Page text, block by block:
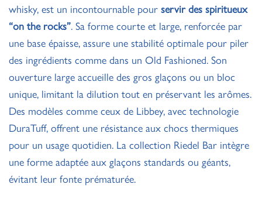
whisky, est un incontournable pour servir des spiritueux
“on the rocks”. Sa forme courte et large, renforcée par
une base épaisse, assure une stabilité optimale pour piler
des ingrédients comme dans un Old Fashioned. Son
ouverture large accueille des gros glaçons ou un bloc
unique, limitant la dilution tout en préservant les arômes.
Des modèles comme ceux de Libbey, avec technologie
DuraTuff, offrent une résistance aux chocs thermiques
pour un usage quotidien. La collection Riedel Bar intègre
une forme adaptée aux glaçons standards ou géants,
évitant leur fonte prématurée.